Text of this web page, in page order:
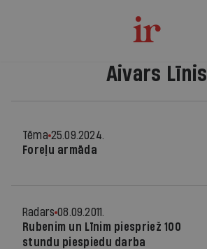
Aivars Līnis
Tēma 25.09.2024.
Foreļu armāda
Radars 08.09.2011.
Rubenim un Līnim piespriež 100
stundu piespiedu darba